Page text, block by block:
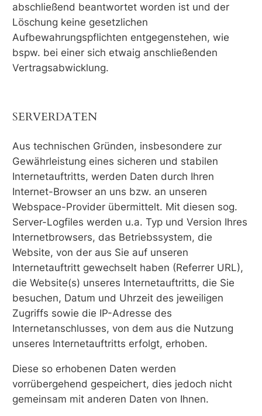
abschließend beantwortet worden ist und der
Löschung keine gesetzlichen
Aufbewahrungspflichten entgegenstehen, wie
bspw. bei einer sich etwaig anschließenden
Vertragsabwicklung.
SERVERDATEN
Aus technischen Gründen, insbesondere zur
Gewährleistung eines sicheren und stabilen
Internetauftritts, werden Daten durch Ihren
Internet-Browser an uns bzw. an unseren
Webspace-Provider übermittelt. Mit diesen sog.
Server-Logfiles werden u.a. Typ und Version Ihres
Internetbrowsers, das Betriebssystem, die
Website, von der aus Sie auf unseren
Internetauftritt gewechselt haben (Referrer URL),
die Website(s) unseres Internetauftritts, die Sie
besuchen, Datum und Uhrzeit des jeweiligen
Zugriffs sowie die IP-Adresse des
Internetanschlusses, von dem aus die Nutzung
unseres Internetauftritts erfolgt, erhoben.
Diese so erhobenen Daten werden
vorrübergehend gespeichert, dies jedoch nicht
gemeinsam mit anderen Daten von Ihnen.